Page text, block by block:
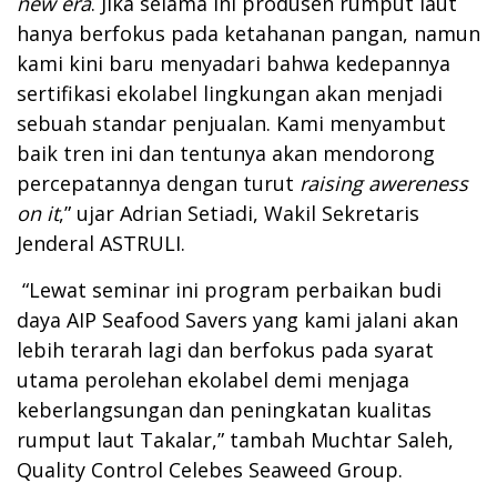
hanya berfokus pada ketahanan pangan, namun
kami kini baru menyadari bahwa kedepannya
sertifikasi ekolabel lingkungan akan menjadi
sebuah standar penjualan. Kami menyambut
baik tren ini dan tentunya akan mendorong
percepatannya dengan turut raising awereness
on it,” ujar Adrian Setiadi, Wakil Sekretaris
Jenderal ASTRULI.
“Lewat seminar ini program perbaikan budi
daya AIP Seafood Savers yang kami jalani akan
lebih terarah lagi dan berfokus pada syarat
utama perolehan ekolabel demi menjaga
keberlangsungan dan peningkatan kualitas
rumput laut Takalar,” tambah Muchtar Saleh,
Quality Control Celebes Seaweed Group.